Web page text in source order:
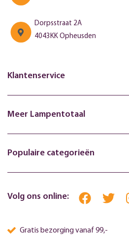
Dorpsstraat 2A
4043KK Opheusden
Klantenservice
Meer Lampentotaal
Populaire categorieën
Volg ons online:
Gratis bezorging vanaf 99,-